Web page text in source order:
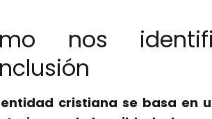
nos
cristiana se basa en